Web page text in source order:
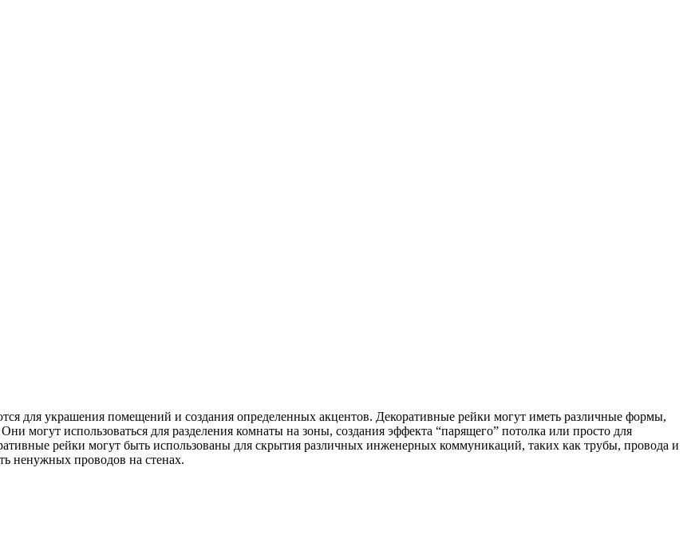
для украшения помещений и создания определенных акцентов. Декоративные рейки могут иметь различные формы,
могут использоваться для разделения комнаты на зоны, создания эффекта “парящего” потолка или просто для
рейки могут быть использованы для скрытия различных инженерных коммуникаций, таких как трубы, провода и
ненужных проводов на стенах.